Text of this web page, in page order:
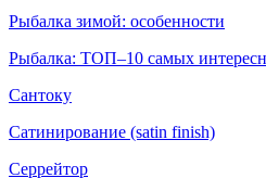
Рыбалка зимой: особенности
Рыбалка: ТОП–10 самых
Сантоку
Сатинирование (satin finish)
Серрейтор